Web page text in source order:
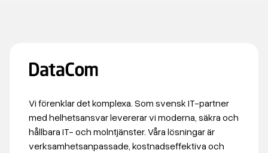
Vi förenklar det komplexa. Som svensk IT-partner
med helhetsansvar levererar vi moderna, säkra och
hållbara IT- och molntjänster. Våra lösningar är
verksamhetsanpassade, kostnadseffektiva och